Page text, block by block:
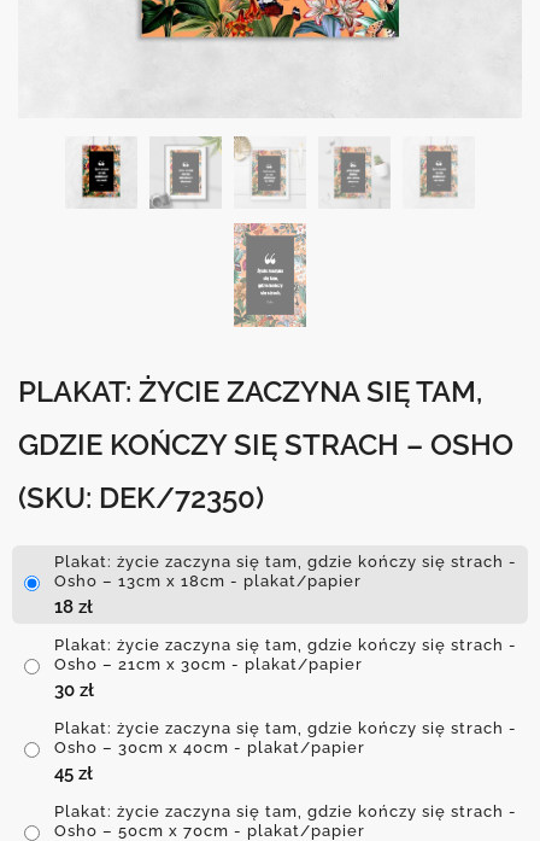
PLAKAT: ŻYCIE ZACZYNA SIĘ TAM,
GDZIE KOŃCZY SIĘ STRACH – OSHO
(SKU: DEK/72350)
Plakat: życie zaczyna się tam, gdzie kończy się strach -
Osho – 13cm x 18cm - plakat/papier
18 zł
Plakat: życie zaczyna się tam, gdzie kończy się strach -
Osho – 21cm x 30cm - plakat/papier
30 zł
Plakat: życie zaczyna się tam, gdzie kończy się strach -
Osho – 30cm x 40cm - plakat/papier
45 zł
Plakat: życie zaczyna się tam, gdzie kończy się strach -
Osho – 50cm x 70cm - plakat/papier